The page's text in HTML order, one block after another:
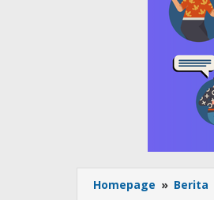
Homepage » Berita